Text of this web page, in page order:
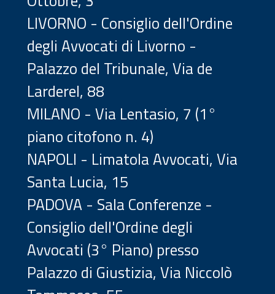
LIVORNO - Consiglio dell'Ordine
degli Avvocati di Livorno -
Palazzo del Tribunale, Via de
Larderel, 88
MILANO - Via Lentasio, 7 (1°
piano citofono n. 4)
NAPOLI - Limatola Avvocati, Via
Santa Lucia, 15
PADOVA - Sala Conferenze -
Consiglio dell'Ordine degli
Avvocati (3° Piano) presso
Palazzo di Giustizia, Via Niccolò